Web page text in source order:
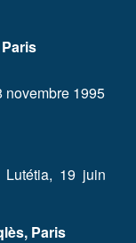
novembre 1995
19 juin
Paris